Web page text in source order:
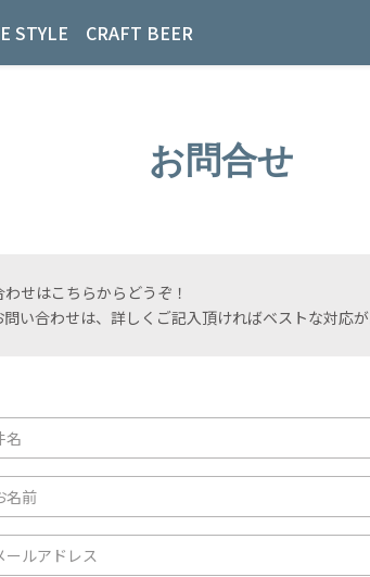
STYLE CRAFT BEER
お問合せ
せはこちらからどうぞ！
い合わせは、詳しくご記入頂ければベストな対応